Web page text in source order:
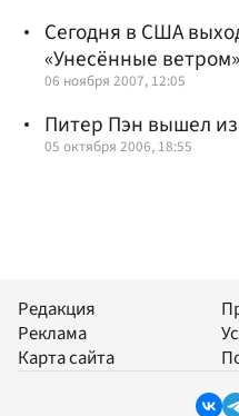
Сегодня в США
«Унесённые ветром»
06 ноября 2007, 12:05
Питер Пэн вышел
05 октября 2006, 18:55
Редакция
Реклама
Карта сайта